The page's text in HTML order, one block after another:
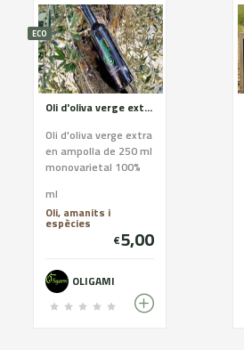
ECO
Oli d'oliva verge extra categoría Premium OLIGAMI
Oli d'oliva verge extra
en ampolla de 250 ml
monovarietal 100%
amb un equilibri
d'amargor i pican...
ml
Oli, amanits i
espècies
€5,00
OLIGAMI